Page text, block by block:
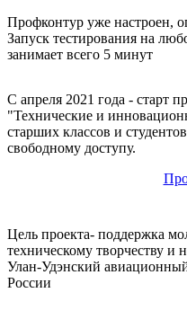
Профконтур уже настроен,
Запуск тестирования на
занимает всего 5 минут
С апреля 2021 года - старт
"Технические и
старших классов и
свободному доступу.
Цель проекта- поддержка
техническому творчеству и
Улан-Удэнский
России